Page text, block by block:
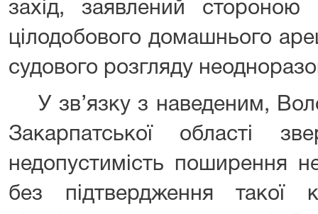
захід, заявлений стороною
цілодобового домашнього
судового розгляду
У зв’язку з наведеним,
Закарпатської області
недопустимість поширення
без підтвердження такої